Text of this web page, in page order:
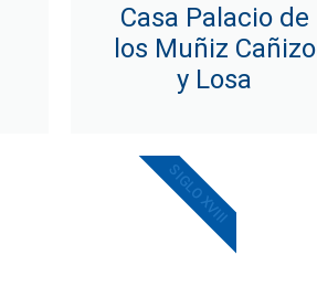
Casa Palacio de
los Muñiz Cañizo
y Losa
SIGLO XVIII